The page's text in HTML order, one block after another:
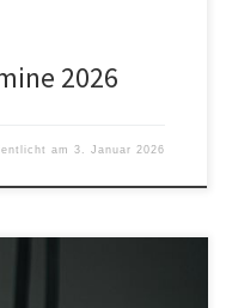
2026
am3. Januar 2026